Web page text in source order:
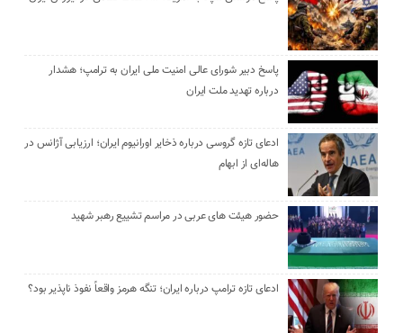
پاسخ دبیر شورای عالی امنیت ملی ایران به ترامپ؛ هشدار
درباره تهدید ملت ایران
ادعای تازه گروسی درباره ذخایر اورانیوم ایران؛ ارزیابی آژانس در
هاله‌ای از ابهام
حضور هیئت‌ های عربی در مراسم تشییع رهبر شهید
ادعای تازه ترامپ درباره ایران؛ تنگه هرمز واقعاً نفوذ ناپذیر بود؟